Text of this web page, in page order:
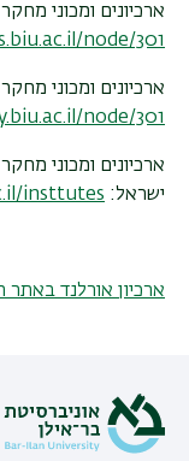
ארכיונים ומכוני
node/301
ארכיונים ומכוני
node/301
ארכיונים ומכוני
ישראל: insttutes
ארכיון אורלנד